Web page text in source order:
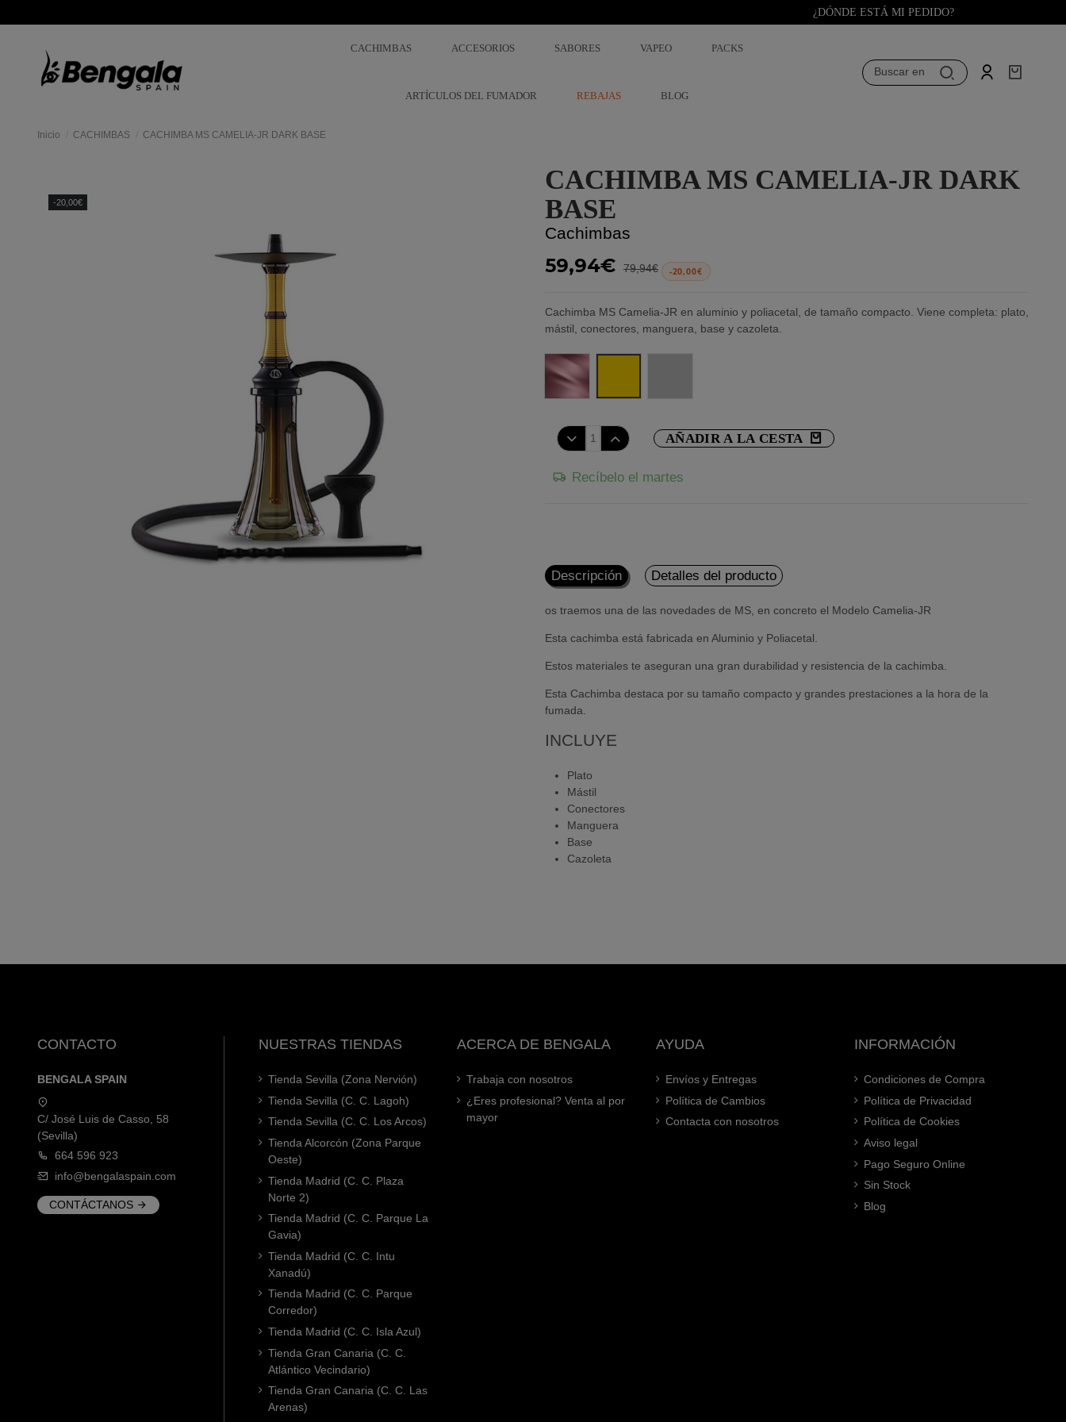
¿DÓNDE ESTÁ MI PEDIDO?
CACHIMBAS ACCESORIOS SABORES VAPEO PACKS
ARTÍCULOS DEL FUMADOR REBAJAS BLOG
Buscar en
Inicio CACHIMBAS CACHIMBA MS CAMELIA-JR DARK BASE
-20,00€
CACHIMBA MS CAMELIA-JR DARK
BASE
Cachimbas
59,94€ 79,94€ -20,00€
Cachimba MS Camelia-JR en aluminio y poliacetal, de tamaño compacto. Viene completa: plato,
mástil, conectores, manguera, base y cazoleta.
Rose-Gold
AÑADIR A LA CESTA
Recíbelo el martes
Descripción Detalles del producto
os traemos una de las novedades de MS, en concreto el Modelo Camelia-JR
Esta cachimba está fabricada en Aluminio y Poliacetal.
Estos materiales te aseguran una gran durabilidad y resistencia de la cachimba.
Esta Cachimba destaca por su tamaño compacto y grandes prestaciones a la hora de la
fumada.
INCLUYE
Plato
Mástil
Conectores
Manguera
Base
Cazoleta
CONTACTO
BENGALA SPAIN
C/ José Luis de Casso, 58
(Sevilla)
664 596 923
info@bengalaspain.com
CONTÁCTANOS
NUESTRAS TIENDAS
Tienda Sevilla (Zona Nervión)
Tienda Sevilla (C. C. Lagoh)
Tienda Sevilla (C. C. Los Arcos)
Tienda Alcorcón (Zona Parque
Oeste)
Tienda Madrid (C. C. Plaza
Norte 2)
Tienda Madrid (C. C. Parque La
Gavia)
Tienda Madrid (C. C. Intu
Xanadú)
Tienda Madrid (C. C. Parque
Corredor)
Tienda Madrid (C. C. Isla Azul)
Tienda Gran Canaria (C. C.
Atlántico Vecindario)
Tienda Gran Canaria (C. C. Las
Arenas)
ACERCA DE BENGALA
Trabaja con nosotros
¿Eres profesional? Venta al por
mayor
AYUDA
Envíos y Entregas
Política de Cambios
Contacta con nosotros
INFORMACIÓN
Condiciones de Compra
Política de Privacidad
Política de Cookies
Aviso legal
Pago Seguro Online
Sin Stock
Blog